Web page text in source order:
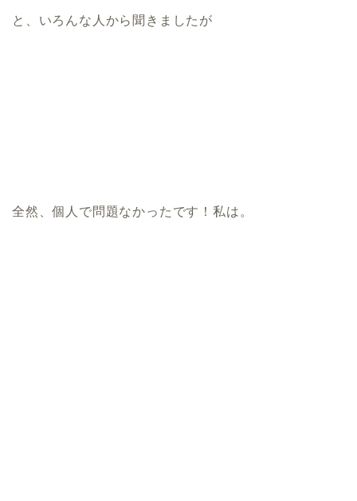
と、いろんな人から聞きましたが
全然、個人で問題なかったです！私は。